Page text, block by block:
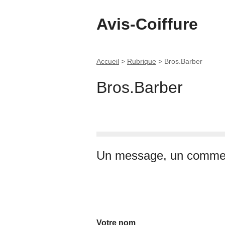
Avis-Coiffure
Accueil > Rubrique > Bros.Barber
Bros.Barber
Un message, un
Votre nom